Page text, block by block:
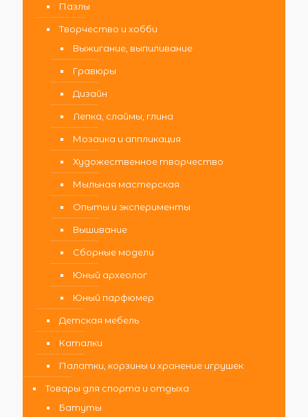
Пазлы
Творчество и хобби
Выжигание, выпиливание
Гравюры
Дизайн
Лепка, слаймы, глина
Мозаика и аппликация
Художественное творчество
Мыльная мастерская
Опыты и эксперименты
Вышивание
Сборные модели
Юный археолог
Юный парфюмер
Детская мебель
Каталки
Палатки, корзины и хранение игрушек
Товары для спорта и отдыха
Батуты